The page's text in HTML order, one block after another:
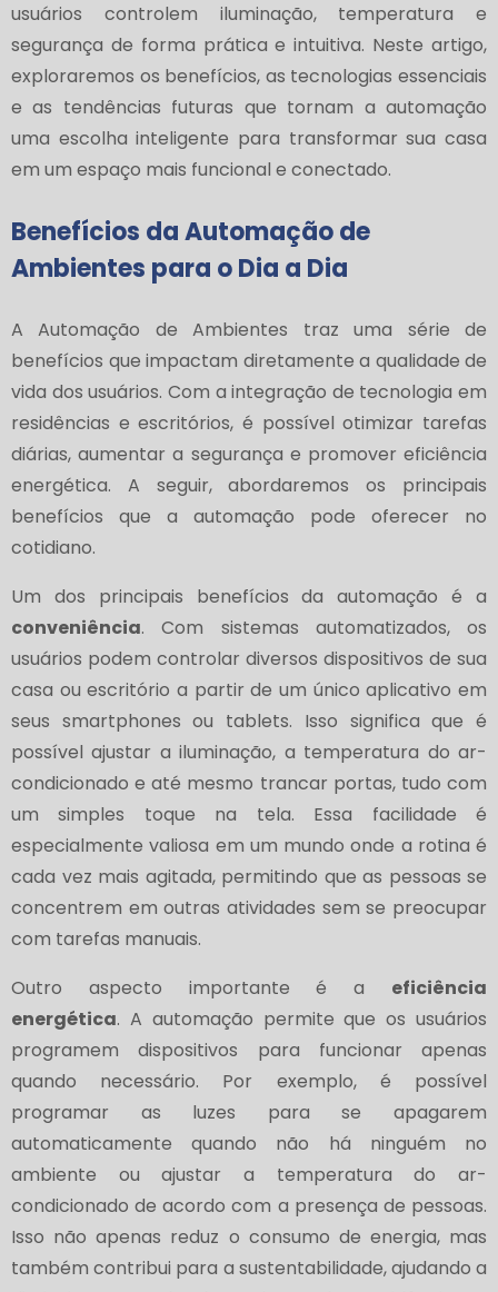
usuários controlem iluminação, temperatura e
segurança de forma prática e intuitiva. Neste artigo,
exploraremos os benefícios, as tecnologias essenciais
e as tendências futuras que tornam a automação
uma escolha inteligente para transformar sua casa
em um espaço mais funcional e conectado.
Benefícios da Automação de
Ambientes para o Dia a Dia
A Automação de Ambientes traz uma série de
benefícios que impactam diretamente a qualidade de
vida dos usuários. Com a integração de tecnologia em
residências e escritórios, é possível otimizar tarefas
diárias, aumentar a segurança e promover eficiência
energética. A seguir, abordaremos os principais
benefícios que a automação pode oferecer no
cotidiano.
Um dos principais benefícios da automação é a
conveniência. Com sistemas automatizados, os
usuários podem controlar diversos dispositivos de sua
casa ou escritório a partir de um único aplicativo em
seus smartphones ou tablets. Isso significa que é
possível ajustar a iluminação, a temperatura do ar-
condicionado e até mesmo trancar portas, tudo com
um simples toque na tela. Essa facilidade é
especialmente valiosa em um mundo onde a rotina é
cada vez mais agitada, permitindo que as pessoas se
concentrem em outras atividades sem se preocupar
com tarefas manuais.
Outro aspecto importante é a eficiência
energética. A automação permite que os usuários
programem dispositivos para funcionar apenas
quando necessário. Por exemplo, é possível
programar as luzes para se apagarem
automaticamente quando não há ninguém no
ambiente ou ajustar a temperatura do ar-
condicionado de acordo com a presença de pessoas.
Isso não apenas reduz o consumo de energia, mas
também contribui para a sustentabilidade, ajudando a